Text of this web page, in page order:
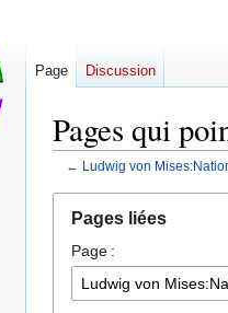
Pages qui
← Ludwig von
navigation
recherche
Pages liées
Page :
Page Discussion